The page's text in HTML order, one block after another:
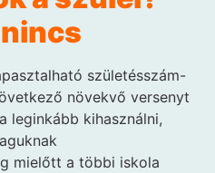
születésszám-
növekvő versenyt
leginkább kihasználni,
mielőtt a többi iskola